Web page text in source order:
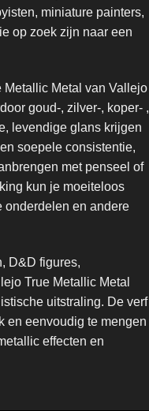
miniature painters,
op zoek zijn naar een
Metallic Metal van Vallejo
goud-, zilver-, koper- ,
levendige glans krijgen
soepele consistentie,
met penseel of
kun je moeiteloos
onderdelen en andere
D&D figures,
True Metallic Metal
uitstraling. De verf
en eenvoudig te mengen
effecten en